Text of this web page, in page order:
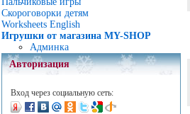
Скороговорки детям
Worksheets English
Игрушки от магазина MY-SHOP
Админка
Авторизация
Вход через социальную сеть: